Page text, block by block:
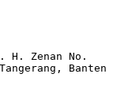
H. Zenan No.
Banten